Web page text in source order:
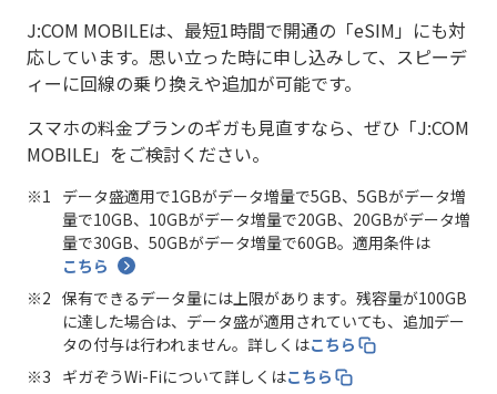
J:COM MOBILEは、最短1時間で開通の「eSIM」にも対
応しています。思い立った時に申し込みして、スピーデ
ィーに回線の乗り換えや追加が可能です。
スマホの料金プランのギガも見直すなら、ぜひ「J:COM
MOBILE」をご検討ください。
データ盛適用で1GBがデータ増量で5GB、5GBがデータ増
量で10GB、10GBがデータ増量で20GB、20GBがデータ増
量で30GB、50GBがデータ増量で60GB。適用条件は
こちら
保有できるデータ量には上限があります。残容量が100GB
に達した場合は、データ盛が適用されていても、追加デー
タの付与は行われません。詳しくはこちら
ギガぞうWi-Fiについて詳しくはこちら